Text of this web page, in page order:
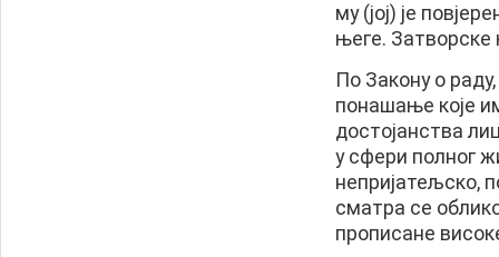
му (јој) је
његе. Затворске
По Закону о
понашање које
достојанства
у сфери полног
непријатељско,
сматра се
прописане